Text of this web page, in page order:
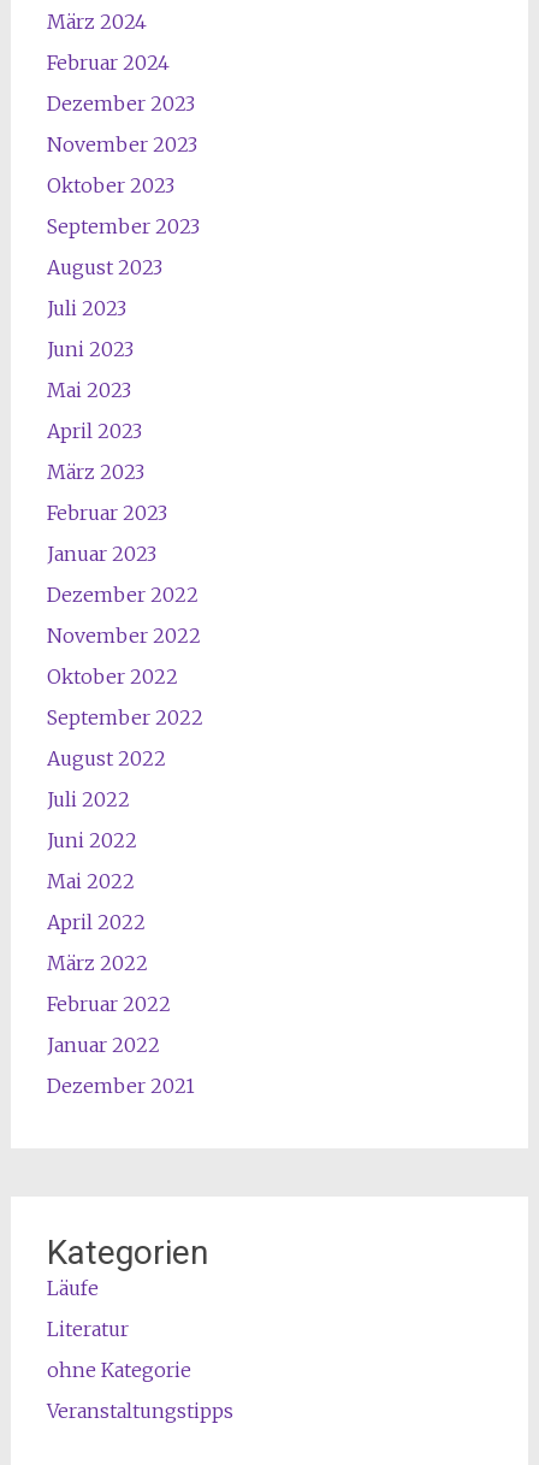
März 2024
Februar 2024
Dezember 2023
November 2023
Oktober 2023
September 2023
August 2023
Juli 2023
Juni 2023
Mai 2023
April 2023
März 2023
Februar 2023
Januar 2023
Dezember 2022
November 2022
Oktober 2022
September 2022
August 2022
Juli 2022
Juni 2022
Mai 2022
April 2022
März 2022
Februar 2022
Januar 2022
Dezember 2021
Kategorien
Läufe
Literatur
ohne Kategorie
Veranstaltungstipps